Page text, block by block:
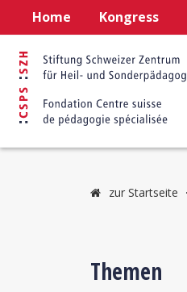
Home Kongress
zur Startseite
Themen